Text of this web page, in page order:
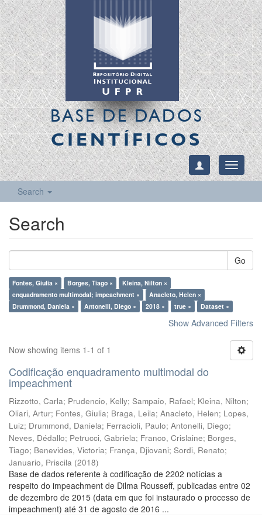
BASE DE DADOS
CIENTÍFICOS
Toggle
Search
Search
Go
Fontes, Giulia × Borges, Tiago ×
Kleina, Nilton ×
enquadramento multimodal; impeachment ×
Anacleto, Helen ×
Drummond, Daniela ×
Antonelli, Diego × 2018 × true × Dataset ×
Show Advanced Filters
Now showing items 1-1 of 1
Codificação enquadramento multimodal do
impeachment
Rizzotto, Carla; Prudencio, Kelly; Sampaio, Rafael; Kleina, Nilton;
Oliari, Artur; Fontes, Giulia; Braga, Leila; Anacleto, Helen; Lopes,
Luiz; Drummond, Daniela; Ferracioli, Paulo; Antonelli, Diego;
Neves, Dédallo; Petrucci, Gabriela; Franco, Crislaine; Borges,
Tiago; Benevides, Victoria; França, Djiovani; Sordi, Renato;
Januario, Priscila (2018)
Base de dados referente à codificação de 2202 notícias a
respeito do impeachment de Dilma Rousseff, publicadas entre 02
de dezembro de 2015 (data em que foi instaurado o processo de
impeachment) até 31 de agosto de 2016 ...